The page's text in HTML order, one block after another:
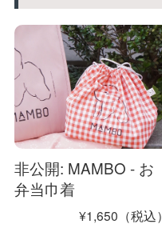
非公開: MAMBO - お
弁当巾着
¥1,650（税込）